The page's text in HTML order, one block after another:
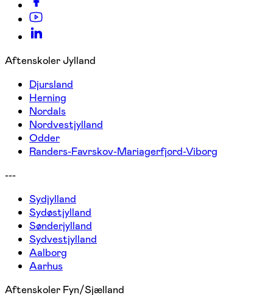
Aftenskoler Jylland
Djursland
Herning
Nordals
Nordvestjylland
Odder
Randers-Favrskov-Mariagerfjord-Viborg
---
Sydjylland
Sydøstjylland
Sønderjylland
Sydvestjylland
Aalborg
Aarhus
Aftenskoler Fyn/Sjælland